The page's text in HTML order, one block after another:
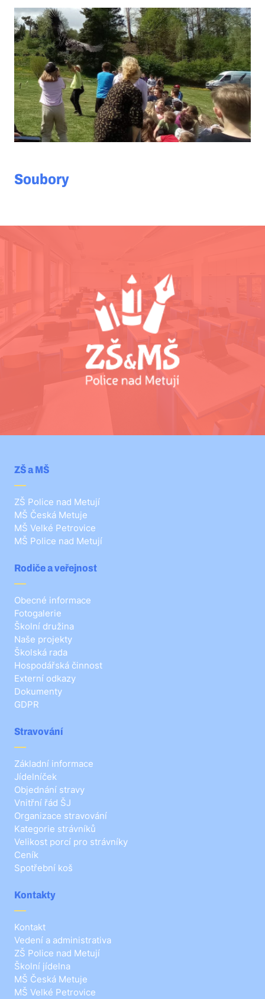
Soubory
ZŠ a MŠ
ZŠ Police nad Metují
MŠ Česká Metuje
MŠ Velké Petrovice
MŠ Police nad Metují
Rodiče a veřejnost
Obecné informace
Fotogalerie
Školní družina
Naše projekty
Školská rada
Hospodářská činnost
Externí odkazy
Dokumenty
GDPR
Stravování
Základní informace
Jídelníček
Objednání stravy
Vnitřní řád ŠJ
Organizace stravování
Kategorie strávníků
Velikost porcí pro strávníky
Ceník
Spotřební koš
Kontakty
Kontakt
Vedení a administrativa
ZŠ Police nad Metují
Školní jídelna
MŠ Česká Metuje
MŠ Velké Petrovice